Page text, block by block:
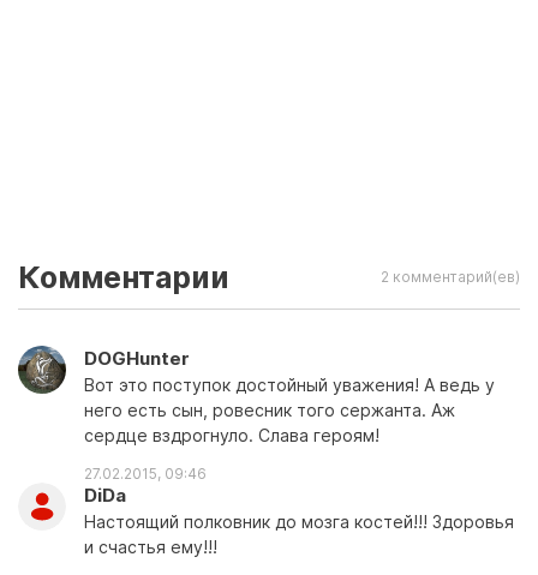
Комментарии 2 комментарий(ев)
DOGHunter
Вот это поступок достойный уважения! А ведь у
него есть сын, ровесник того сержанта. Аж
сердце вздрогнуло. Слава героям!
27.02.2015, 09:46
DiDa
Настоящий полковник до мозга костей!!! Здоровья
и счастья ему!!!